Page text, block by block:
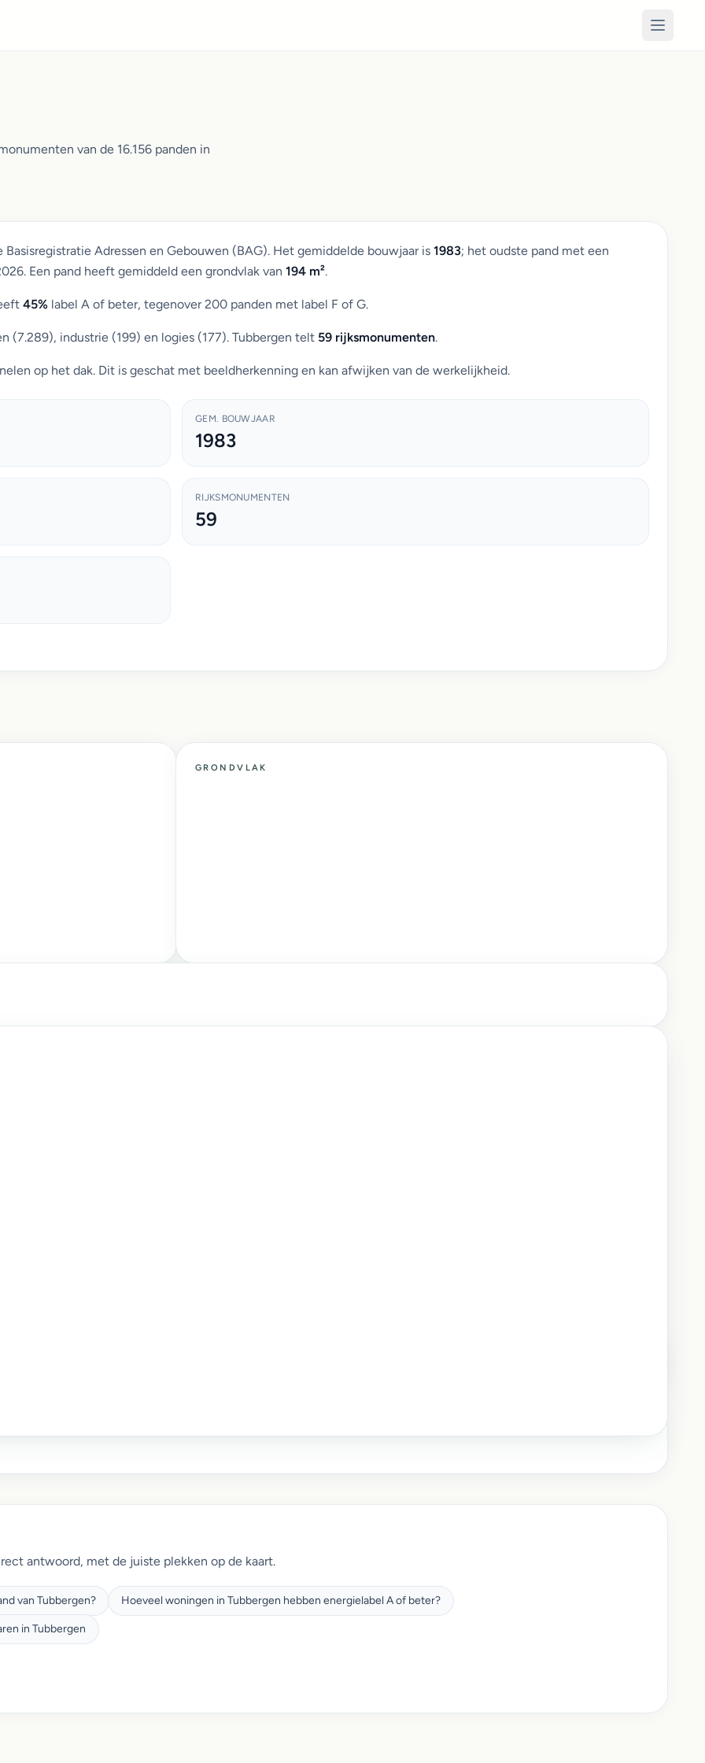
van de 16.156 panden in
Basisregistratie Adressen en Gebouwen (BAG). Het gemiddelde bouwjaar is 1983; het oudste pand met een
Een pand heeft gemiddeld een grondvlak van 194 m².
45% label A of beter, tegenover 200 panden met label F of G.
(7.289), industrie (199) en logies (177). Tubbergen telt 59 rijksmonumenten.
op het dak. Dit is geschat met beeldherkenning en kan afwijken van de werkelijkheid.
GEM. BOUWJAAR
1983
RIJKSMONUMENTEN
59
GRONDVLAK
antwoord, met de juiste plekken op de kaart.
van Tubbergen? Hoeveel woningen in Tubbergen hebben energielabel A of beter?
in Tubbergen